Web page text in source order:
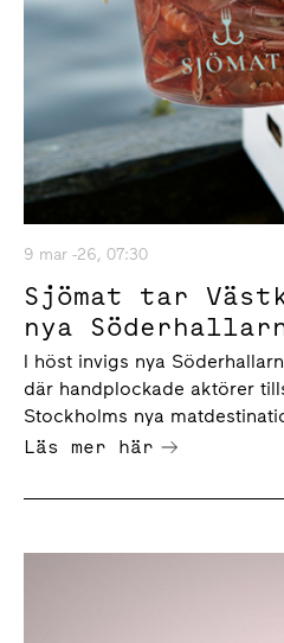
9 mar -26, 07:30
Sjömat tar
nya
I höst invigs nya
där handplockade aktörer
Stockholms nya
Läs mer här